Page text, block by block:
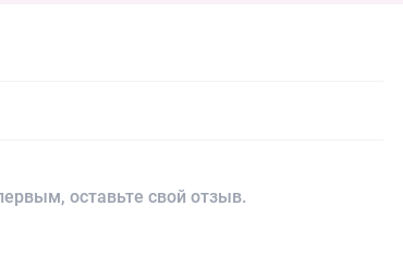
оставьте свой отзыв.